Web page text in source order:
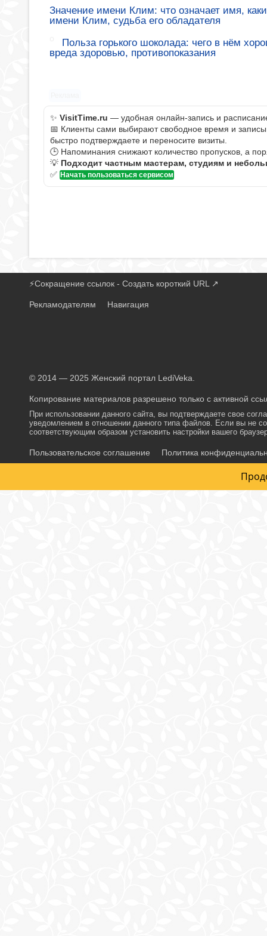
Значение имени Клим: что означает имя,
имени Клим, судьба его обладателя
Польза горького шоколада: чего в нём
вреда здоровью, противопоказания
✨ VisitTime.ru — удобная онлайн-запись и
📅 Клиенты сами выбирают свободное время и
быстро подтверждаете и переносите визиты.
🕒 Напоминания снижают количество пропусков, а
💡 Подходит частным мастерам, студиям и
✅ Начать пользоваться сервисом
⚡Сокращение ссылок - Создать короткий URL ↗
Рекламодателям Навигация
© 2014 — 2025 Женский портал LediVeka.
Копирование материалов разрешено только с активной
При использовании данного сайта, вы подтверждаете свое
уведомлением в отношении данного типа файлов. Если вы не
соответствующим образом установить настройки вашего
Пользовательское соглашение Политика